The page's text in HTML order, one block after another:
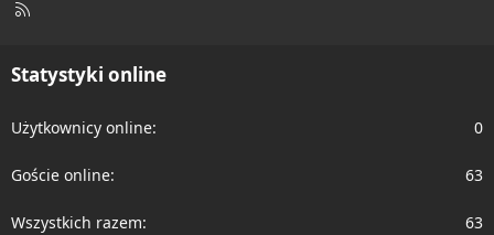
R
Statystyki online
Użytkownicy online 0
Goście online 63
Wszystkich razem 63